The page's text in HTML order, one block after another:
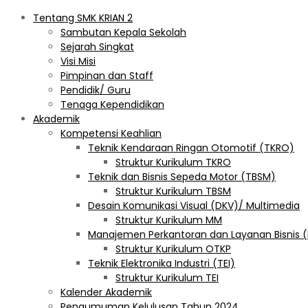
Tentang SMK KRIAN 2
Sambutan Kepala Sekolah
Sejarah Singkat
Visi Misi
Pimpinan dan Staff
Pendidik/ Guru
Tenaga Kependidikan
Akademik
Kompetensi Keahlian
Teknik Kendaraan Ringan Otomotif (TKRO)
Struktur Kurikulum TKRO
Teknik dan Bisnis Sepeda Motor (TBSM)
Struktur Kurikulum TBSM
Desain Komunikasi Visual (DKV)/ Multimedia
Struktur Kurikulum MM
Manajemen Perkantoran dan Layanan Bisnis
Struktur Kurikulum OTKP
Teknik Elektronika Industri (TEI)
Struktur Kurikulum TEI
Kalender Akademik